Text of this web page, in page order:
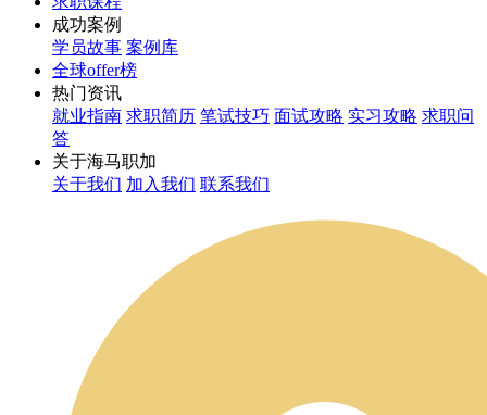
成功案例
学员故事 案例库
全球offer榜
热门资讯
就业指南 求职简历 笔试技巧 面试攻略 实习攻略 求职问
答
关于海马职加
关于我们 加入我们 联系我们